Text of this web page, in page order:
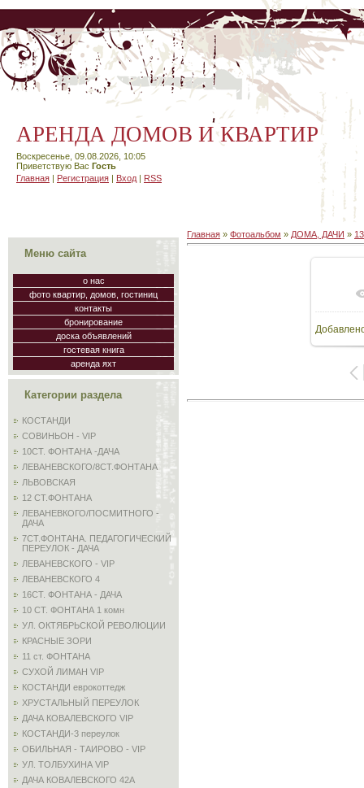
АРЕНДА ДОМОВ И КВАРТИР
Воскресенье, 09.08.2026, 10:05
Приветствую Вас Гость
Главная | Регистрация | Вход | RSS
Меню сайта
о нас
фото квартир, домов, гостиниц
контакты
бронирование
доска объявлений
гостевая книга
аренда яхт
Категории раздела
КОСТАНДИ
СОВИНЬОН - VIP
10СТ. ФОНТАНА -ДАЧА
ЛЕВАНЕВСКОГО/8СТ.ФОНТАНА
ЛЬВОВСКАЯ
12 СТ.ФОНТАНА
ЛЕВАНЕВКОГО/ПОСМИТНОГО -
ДАЧА
7СТ.ФОНТАНА. ПЕДАГОГИЧЕСКИЙ
ПЕРЕУЛОК - ДАЧА
ЛЕВАНЕВСКОГО - VIP
ЛЕВАНЕВСКОГО 4
16СТ. ФОНТАНА - ДАЧА
10 СТ. ФОНТАНА 1 комн
УЛ. ОКТЯБРЬСКОЙ РЕВОЛЮЦИИ
КРАСНЫЕ ЗОРИ
11 ст. ФОНТАНА
СУХОЙ ЛИМАН VIP
КОСТАНДИ еврокоттедж
ХРУСТАЛЬНЫЙ ПЕРЕУЛОК
ДАЧА КОВАЛЕВСКОГО VIP
КОСТАНДИ-3 переулок
ОБИЛЬНАЯ - ТАИРОВО - VIP
УЛ. ТОЛБУХИНА VIP
ДАЧА КОВАЛЕВСКОГО 42А
Главная » Фотоальбом » ДОМА, ДАЧИ »